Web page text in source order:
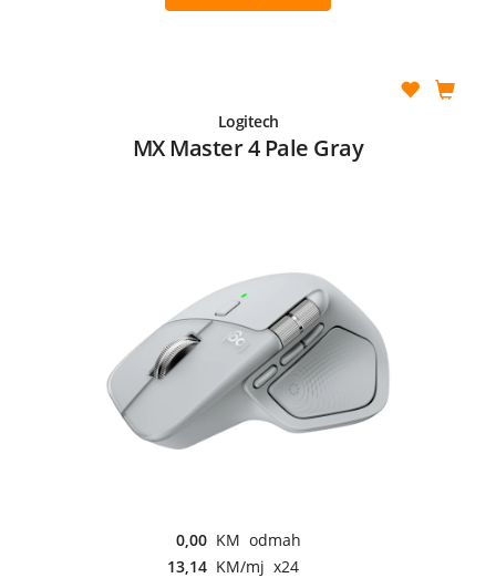
Logitech
MX Master 4 Pale Gray
0,00 KM odmah
13,14 KM/mj x24